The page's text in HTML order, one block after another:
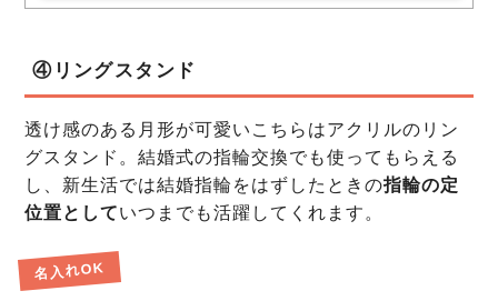
④リングスタンド
透け感のある月形が可愛いこちらはアクリルのリン
グスタンド。結婚式の指輪交換でも使ってもらえる
し、新生活では結婚指輪をはずしたときの指輪の定
位置としていつまでも活躍してくれます。
名入れOK